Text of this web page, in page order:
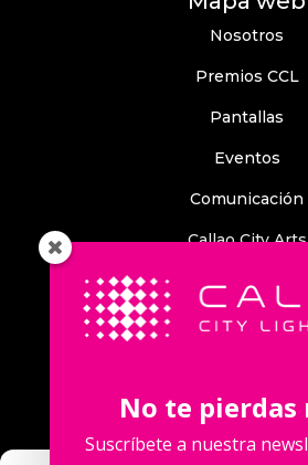
Nosotros
Premios CCL
Pantallas
Eventos
Comunicación
Callao City Arts
Contacta con
No te pierdas
Suscríbete a nuestra